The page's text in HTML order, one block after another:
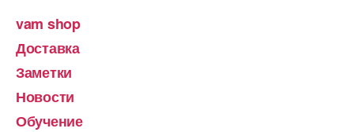
vam shop
Доставка
Заметки
Новости
Обучение